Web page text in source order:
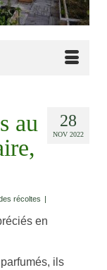
28
NOV 2022
au
récoltes |
en
ils